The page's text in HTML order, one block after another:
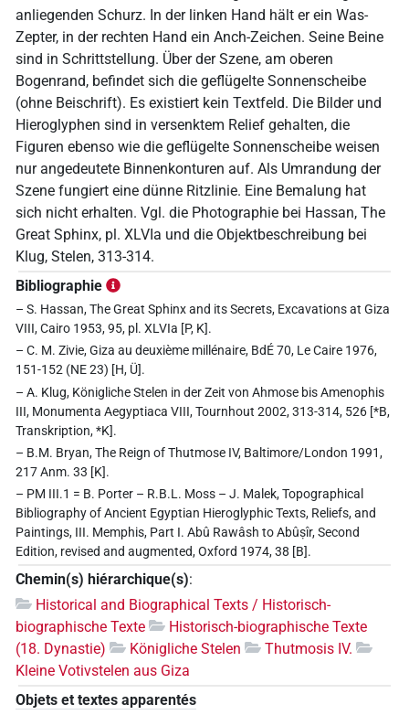
anliegenden Schurz. In der linken Hand hält er ein Was-
Zepter, in der rechten Hand ein Anch-Zeichen. Seine Beine
sind in Schrittstellung. Über der Szene, am oberen
Bogenrand, befindet sich die geflügelte Sonnenscheibe
(ohne Beischrift). Es existiert kein Textfeld. Die Bilder und
Hieroglyphen sind in versenktem Relief gehalten, die
Figuren ebenso wie die geflügelte Sonnenscheibe weisen
nur angedeutete Binnenkonturen auf. Als Umrandung der
Szene fungiert eine dünne Ritzlinie. Eine Bemalung hat
sich nicht erhalten. Vgl. die Photographie bei Hassan, The
Great Sphinx, pl. XLVIa und die Objektbeschreibung bei
Klug, Stelen, 313-314.
Bibliographie
– S. Hassan, The Great Sphinx and its Secrets, Excavations at Giza
VIII, Cairo 1953, 95, pl. XLVIa [P, K].
– C. M. Zivie, Giza au deuxième millénaire, BdÉ 70, Le Caire 1976,
151-152 (NE 23) [H, Ü].
– A. Klug, Königliche Stelen in der Zeit von Ahmose bis Amenophis
III, Monumenta Aegyptiaca VIII, Tournhout 2002, 313-314, 526 [*B,
Transkription, *K].
– B.M. Bryan, The Reign of Thutmose IV, Baltimore/London 1991,
217 Anm. 33 [K].
– PM III.1 = B. Porter – R.B.L. Moss – J. Malek, Topographical
Bibliography of Ancient Egyptian Hieroglyphic Texts, Reliefs, and
Paintings, III. Memphis, Part I. Abû Rawâsh to Abûṣîr, Second
Edition, revised and augmented, Oxford 1974, 38 [B].
Chemin(s) hiérarchique(s):
Historical and Biographical Texts / Historisch-
biographische Texte
Historisch-biographische Texte
(18. Dynastie)
Königliche Stelen
Thutmosis IV.
Kleine Votivstelen aus Giza
Objets et textes apparentés